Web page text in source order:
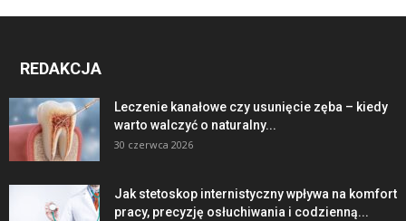
REDAKCJA
Leczenie kanałowe czy usunięcie zęba – kiedy
warto walczyć o naturalny...
30 czerwca 2026
Jak stetoskop internistyczny wpływa na komfort
pracy, precyzję osłuchiwania i codzienną...